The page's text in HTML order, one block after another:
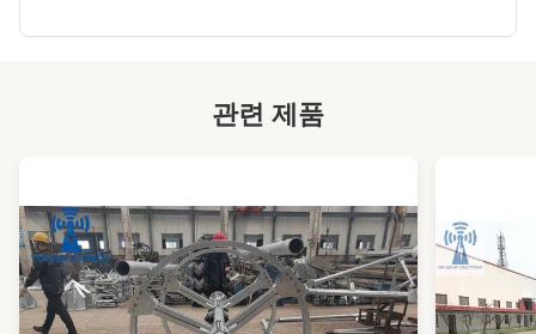
Port: 칭다오
인위적 인 가짜 나무 셀 타워
가짜 트리 통신 독점 타워
관련 제품